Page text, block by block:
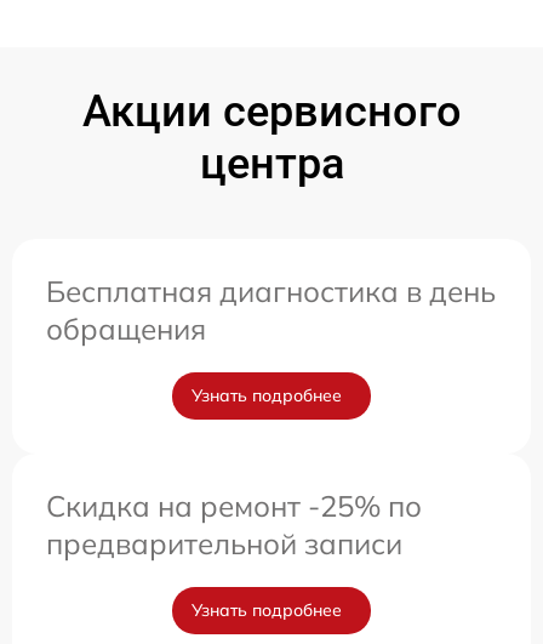
Акции сервисного
центра
Бесплатная диагностика в день
обращения
Узнать подробнее
Скидка на ремонт -25% по
предварительной записи
Узнать подробнее